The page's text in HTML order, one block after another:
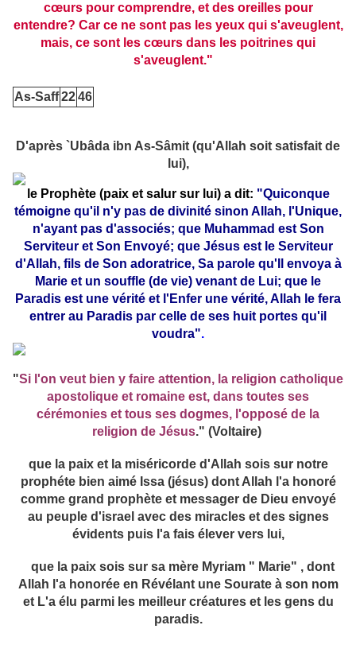
cœurs pour comprendre, et des oreilles pour
entendre? Car ce ne sont pas les yeux qui s'aveuglent,
mais, ce sont les cœurs dans les poitrines qui
s'aveuglent."
As-Saff2246
D'après `Ubâda ibn As-Sâmit (qu'Allah soit satisfait de
lui),
le Prophète (paix et salur sur lui) a dit: "Quiconque
témoigne qu'il n'y pas de divinité sinon Allah, l'Unique,
n'ayant pas d'associés; que Muhammad est Son
Serviteur et Son Envoyé; que Jésus est le Serviteur
d'Allah, fils de Son adoratrice, Sa parole qu'Il envoya à
Marie et un souffle (de vie) venant de Lui; que le
Paradis est une vérité et l'Enfer une vérité, Allah le fera
entrer au Paradis par celle de ses huit portes qu'il
voudra".
"Si l'on veut bien y faire attention, la religion catholique
apostolique et romaine est, dans toutes ses
cérémonies et tous ses dogmes, l'opposé de la
religion de Jésus." (Voltaire)
que la paix et la miséricorde d'Allah sois sur notre
prophéte bien aimé Issa (jésus) dont Allah l'a honoré
comme grand prophète et messager de Dieu envoyé
au peuple d'israel avec des miracles et des signes
évidents puis l'a fais élever vers lui,
que la paix sois sur sa mère Myriam " Marie" , dont
Allah l'a honorée en Révélant une Sourate à son nom
et L'a élu parmi les meilleur créatures et les gens du
paradis.